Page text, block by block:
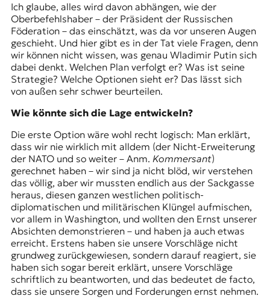
Ich glaube, alles wird davon abhängen, wie der
Oberbefehlshaber– der Präsident der Russischen
Föderation – das einschätzt, was da vor unseren Augen
geschieht. Und hier gibt es in der Tat viele Fragen, denn
wir können nicht wissen, was genau Wladimir Putin sich
dabei denkt. Welchen Plan verfolgt er? Was ist seine
Strategie? Welche Optionen sieht er? Das lässt sich
von außen sehr schwer beurteilen.
Wie könnte sich die Lage entwickeln?
Die erste Option wäre wohl recht logisch: Man erklärt,
dass wir nie wirklich mit alldem (der Nicht-Erweiterung
der NATO und so weiter – Anm. Kommersant)
gerechnet haben – wir sind ja nicht blöd, wir verstehen
das völlig, aber wir mussten endlich aus der Sackgasse
heraus, diesen ganzen westlichen politisch-
diplomatischen und militärischen Klüngel aufmischen,
vor allem in Washington, und wollten den Ernst unserer
Absichten demonstrieren – und haben ja auch etwas
erreicht. Erstens haben sie unsere Vorschläge nicht
grundweg zurückgewiesen, sondern darauf reagiert, sie
haben sich sogar bereit erklärt, unsere Vorschläge
schriftlich zu beantworten, und das bedeutet de facto,
dass sie unsere Sorgen und Forderungen ernst nehmen.